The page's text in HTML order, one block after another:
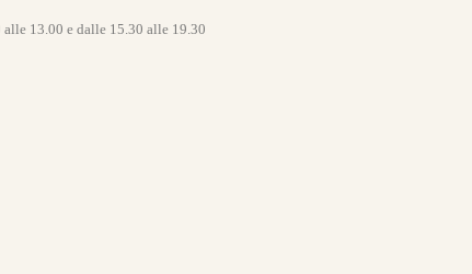
alle 13.00e dalle 15.30 alle 19.30